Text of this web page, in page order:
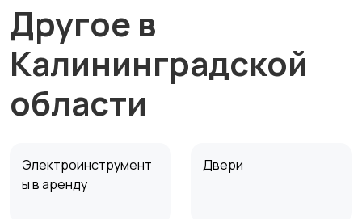
Другое в
Калининградской
области
Электроинструмент
ы в аренду
Двери